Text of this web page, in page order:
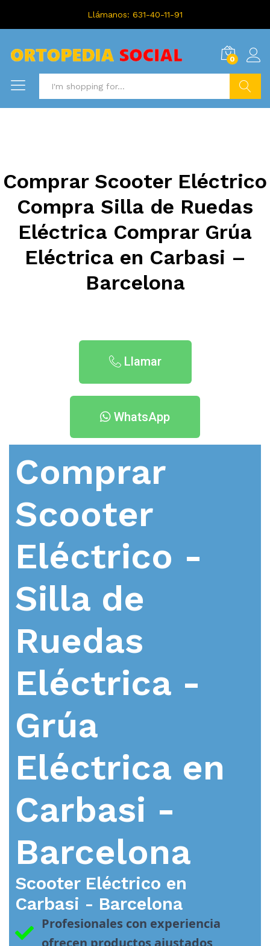
Llámanos: 631-40-11-91
0
Comprar Scooter Eléctrico
Compra Silla de Ruedas
Eléctrica Comprar Grúa
Eléctrica en Carbasi –
Barcelona
Llamar
WhatsApp
Comprar
Scooter
Eléctrico -
Silla de
Ruedas
Eléctrica -
Grúa
Eléctrica en
Carbasi -
Barcelona
Scooter Eléctrico en
Carbasi - Barcelona
Profesionales con experiencia
ofrecen productos ajustados